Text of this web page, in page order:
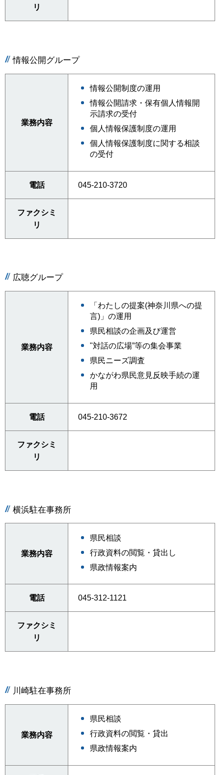
リ
情報公開グループ
業務内容
情報公開制度の運用
情報公開請求・保有個人情報開
示請求の受付
個人情報保護制度の運用
個人情報保護制度に関する相談
の受付
電話 045-210-3720
ファクシミ
リ
広聴グループ
業務内容
「わたしの提案(神奈川県への提
言)」の運用
県民相談の企画及び運営
"対話の広場”等の集会事業
県民ニーズ調査
かながわ県民意見反映手続の運
用
電話 045-210-3672
ファクシミ
リ
横浜駐在事務所
業務内容
県民相談
行政資料の閲覧・貸出し
県政情報案内
電話 045-312-1121
ファクシミ
リ
川崎駐在事務所
業務内容
県民相談
行政資料の閲覧・貸出
県政情報案内